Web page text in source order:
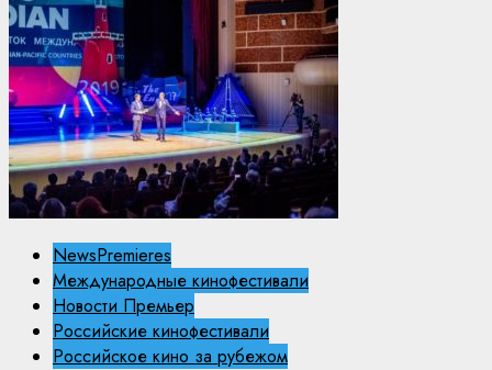
NewsPremieres
Международные кинофестивали
Новости Премьер
Российские кинофестивали
Российское кино за рубежом